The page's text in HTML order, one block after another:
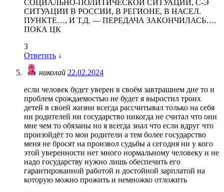
СОЦИАЛЬНО-ПОЛИТИЧЕСКОЙ СИТУАЦИИ, С-Э
СИТУАЦИИ В РОССИИ, В РЕГИОНЕ, В НАСЕЛ.
ПУНКТЕ…, И Т.Д. — ПЕРЕДАЧА ЗАКОНЧИЛАСЬ….
ПОКА ЦК
3
Ответить ↓
николай 22.02.2024
если человек будет уверен в своём завтрашнем дне то и
проблем срождаемостью не будет я выростил троих
детей в своей жизни всегда рассчитывал только на себя
ни родителей ни государство никогда не считал что они
мне чем то обязаны но я всегда знал что если вдруг что
произойдёт то мои родители а тем более государство
меня не бросят на произвол судьбы а сегодня ни у кого
этой уверенности нет много нормальному человеку и не
надо государству нужно лишь обеспечить его
гарантированной работой и достойной зарплатой на
которую можно прожить и немножко отложить